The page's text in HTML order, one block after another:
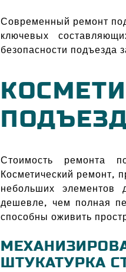
Современный ремонт
ключевых
безопасности подъезда
Стоимость ремонта
Косметический ремонт,
небольших элементов
дешевле, чем полная
способны оживить
ШТУКАТУРКА